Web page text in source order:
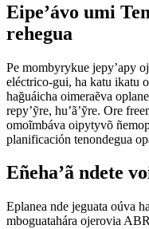
Eipe’ávo umi
rehegua
Pe mombyrykue jepy’apy
eléctrico-gui, ha katu ikatu
hağuáicha oimeraẽva
repy’ỹre, hu’ã’ỹre. Ore
omoĩmbáva oipytyvõ
planificación tenondegua
Eñeha’ã ndete
Eplanea nde jeguata oúva
mboguatahára ojerovia